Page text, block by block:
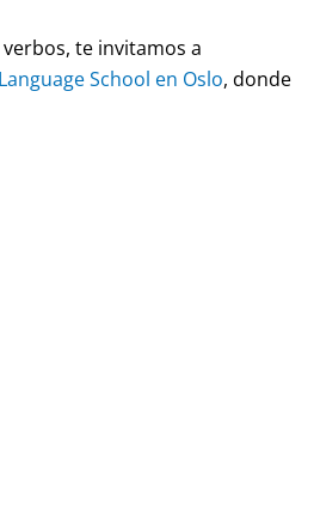
te invitamos a
School en Oslo, donde